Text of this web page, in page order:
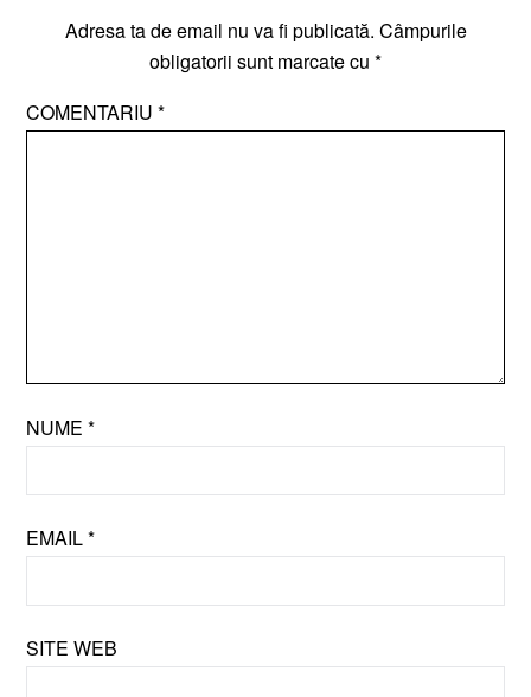
Adresa ta de email nu va fi publicată. Câmpurile
obligatorii sunt marcate cu *
COMENTARIU*
NUME*
EMAIL*
SITE WEB